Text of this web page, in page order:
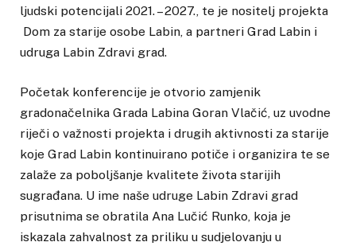
ljudski potencijali 2021. – 2027., te je nositelj projekta
Dom za starije osobe Labin, a partneri Grad Labin i
udruga Labin Zdravi grad.
Početak konferencije je otvorio zamjenik
gradonačelnika Grada Labina Goran Vlačić, uz uvodne
riječi o važnosti projekta i drugih aktivnosti za starije
koje Grad Labin kontinuirano potiče i organizira te se
zalaže za poboljšanje kvalitete života starijih
sugrađana. U ime naše udruge Labin Zdravi grad
prisutnima se obratila Ana Lučić Runko, koja je
iskazala zahvalnost za priliku u sudjelovanju u